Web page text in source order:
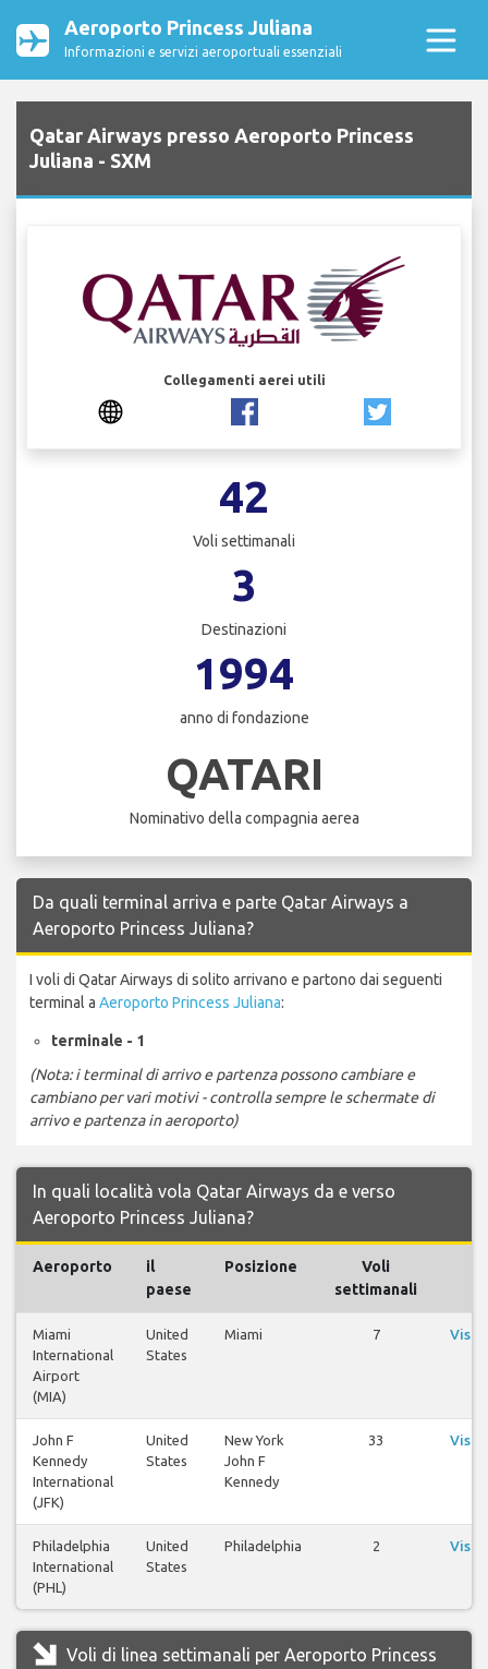
Aeroporto Princess Juliana
Informazioni e servizi aeroportuali essenziali
Qatar Airways presso Aeroporto Princess
Juliana - SXM
Collegamenti aerei utili
42
Voli settimanali
3
Destinazioni
1994
anno di fondazione
QATARI
Nominativo della compagnia aerea
Da quali terminal arriva e parte Qatar Airways a
Aeroporto Princess Juliana?
I voli di Qatar Airways di solito arrivano e partono dai seguenti
terminal a Aeroporto Princess Juliana:
terminale - 1
(Nota: i terminal di arrivo e partenza possono cambiare e
cambiano per vari motivi - controlla sempre le schermate di
arrivo e partenza in aeroporto)
In quali località vola Qatar Airways da e verso
Aeroporto Princess Juliana?
Aeroporto
il
paese
Posizione
Voli
settimanali
Miami
International
Airport
(MIA)
United
States
Miami 7
John F
Kennedy
International
(JFK)
United
States
New York
John F
Kennedy
33
Philadelphia
International
(PHL)
United
States
Philadelphia 2
Voli di linea settimanali per Aeroporto Princess